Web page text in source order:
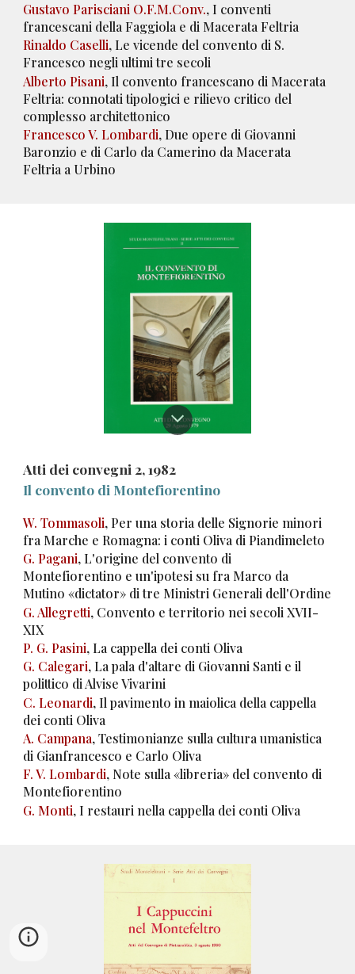
Gustavo Parisciani O.F.M.Conv., I conventi
francescani della Faggiola e di Macerata Feltria
Rinaldo Caselli, Le vicende del convento di S.
Francesco negli ultimi tre secoli
Alberto Pisani, Il convento francescano di Macerata
Feltria: connotati tipologici e rilievo critico del
complesso architettonico
Francesco V. Lombardi, Due opere di Giovanni
Baronzio e di Carlo da Camerino da Macerata
Feltria a Urbino
Atti dei convegni 2, 1982
Il convento di Montefiorentino
W. Tommasoli, Per una storia delle Signorie minori
fra Marche e Romagna: i conti Oliva di Piandimeleto
G. Pagani, L'origine del convento di
Montefiorentino e un'ipotesi su fra Marco da
Mutino «dictator» di tre Ministri Generali dell'Ordine
G. Allegretti, Convento e territorio nei secoli XVII-
XIX
P. G. Pasini, La cappella dei conti Oliva
G. Calegari, La pala d'altare di Giovanni Santi e il
polittico di Alvise Vivarini
C. Leonardi, Il pavimento in maiolica della cappella
dei conti Oliva
A. Campana, Testimonianze sulla cultura umanistica
di Gianfrancesco e Carlo Oliva
F. V. Lombardi, Note sulla «libreria» del convento di
Montefiorentino
G. Monti, I restauri nella cappella dei conti Oliva